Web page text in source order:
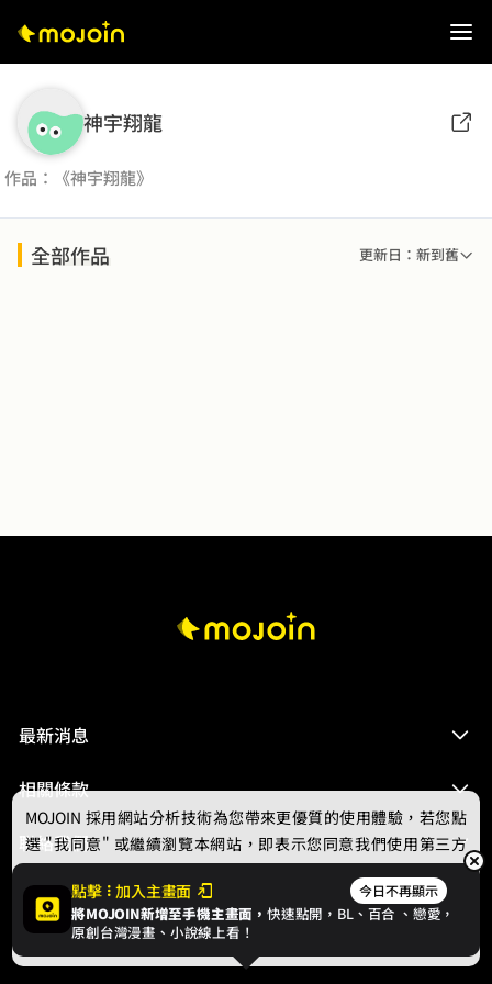
神宇翔龍
作品：《神宇翔龍》
全部作品 更新日：新到舊
最新消息
相關條款
聯絡我們
© 2024 gamania Digital Entertainment Co., Ltd.
點擊 加入主畫面 今日不再顯示
將MOJOIN新增至手機主畫面，快速點開，BL、 百合 、戀愛，
原創台灣漫畫、小說線上看！
MOJOIN 採用網站分析技術為您帶來更優質的使用體驗，若您點
選 "我同意" 或繼續瀏覽本網站，即表示您同意我們使用第三方
Cookie，欲瞭解更多資訊請見隱私權政策。
我同意